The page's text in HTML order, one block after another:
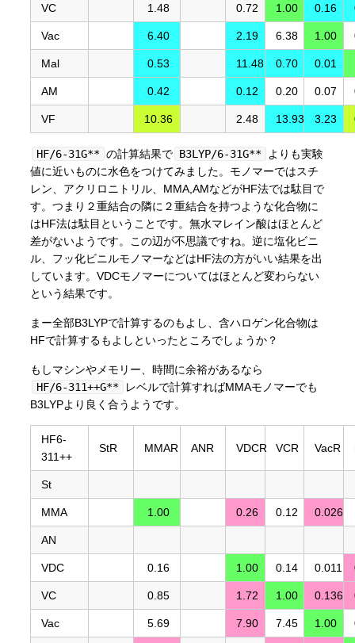
VC 1.48 0.72 1.00 0.16
Vac 6.40 2.19 6.38 1.00
Mal 0.53 11.48 0.70 0.01
AM 0.42 0.12 0.20 0.07
VF 10.36 2.48 13.93 3.23
HF/6-31G** の計算結果で B3LYP/6-31G**
よりも実験
値に近いものに水色をつけてみました。モノマーではスチ
レン、アクリロニトリル、MMA,AMなどがHF法では駄目で
す。つまり２重結合の隣に２重結合を持つような化合物に
はHF法は駄目ということです。無水マレイン酸はほとんど
差がないようです。この辺が不思議ですね。逆に塩化ビニ
ル、フッ化ビニルモノマーなどはHF法の方がいい結果を出
しています。VDCモノマーについてはほとんど変わらない
という結果です。
まー全部B3LYPで計算するのもよし、含ハロゲン化合物は
HFで計算するもよしといったところでしょうか？
もしマシンやメモリー、時間に余裕があるなら
HF/6-311++G**
レベルで計算すればMMAモノマーでも
B3LYPより良く合うようです。
HF6-
311++
StR MMAR ANR VDCR VCR VacR
St
MMA 1.00 0.26 0.12 0.026
AN
VDC 0.16 1.00 0.14 0.011
VC 0.85 1.72 1.00 0.136
Vac 5.69 7.90 7.45 1.00